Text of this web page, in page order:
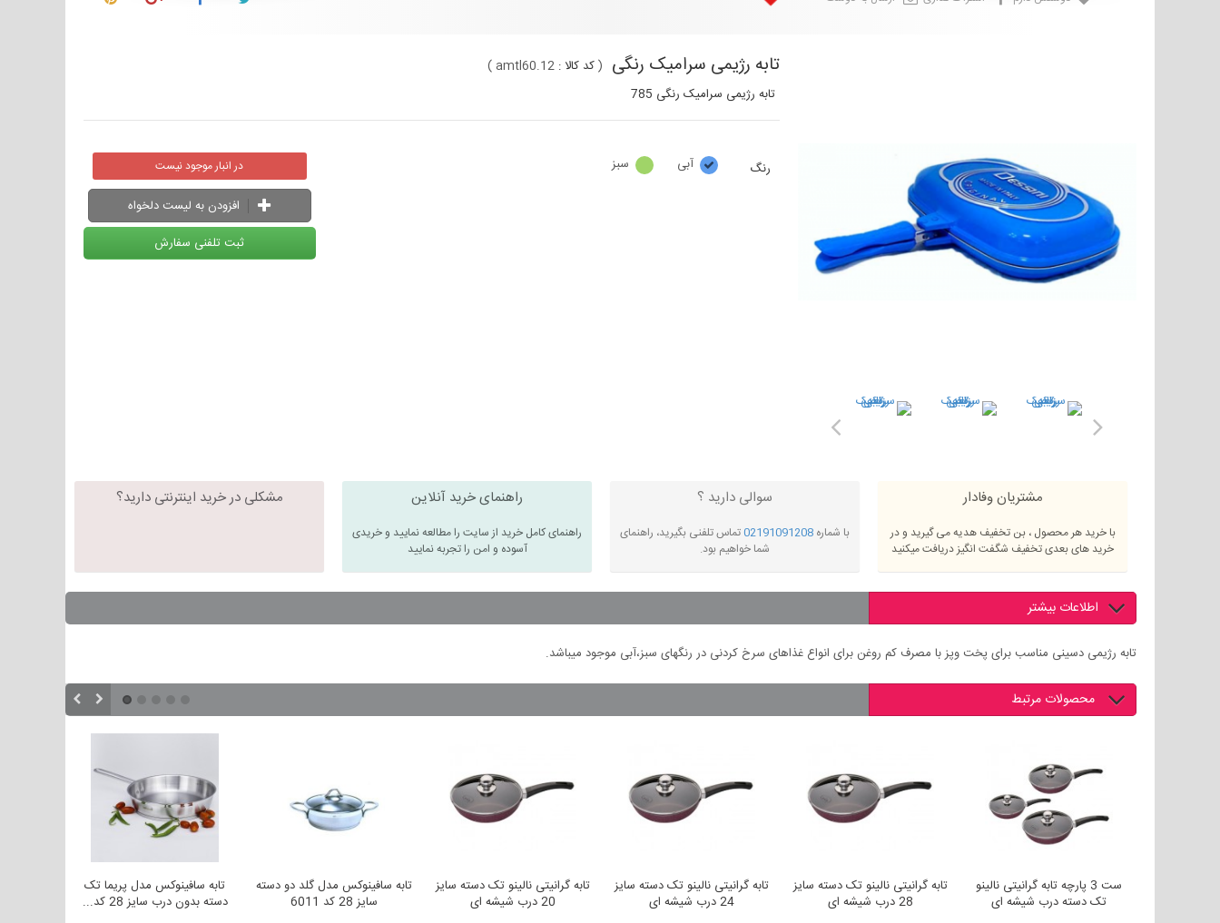
تابه رژیمی سرامیک رنگی (کد کالا : amtl60.12
)
تابه رژیمی سرامیک رنگی 785
رنگ آبی سبز در انبار موجود نیست
افزودن به لیست دلخواه
ثبت تلفنی سفارش
مشتریان وفادار
با خرید هر محصول ، بن تخفیف هدیه می گیرید و در
خرید های بعدی تخفیف شگفت انگیز دریافت میکنید
سوالی دارید ؟
با شماره 02191091208تماس تلفنی بگیرید، راهنمای
شما خواهیم بود.
راهنمای خرید آنلاین
راهنمای کامل خرید از سایت را مطالعه نمایید و خریدی
آسوده و امن را تجربه نمایید
مشکلی در خرید اینترنتی دارید؟
اطلاعات بیشتر
تابه رژیمی دسینی مناسب برای پخت وپز با مصرف کم روغن برای انواع غذاهای سرخ کردنی در رنگهای سبز،آبی موجود میباشد.
محصولات مرتبط
تابه سافینوکس مدل پریما تک
دسته بدون درب سایز 28 کد...
تابه سافینوکس مدل گلد دو دسته
سایز 28 کد 6011
تابه گرانیتی نالینو تک دسته سایز
20 درب شیشه ای
تابه گرانیتی نالینو تک دسته سایز
24 درب شیشه ای
تابه گرانیتی نالینو تک دسته سایز
28 درب شیشه ای
ست 3 پارچه تابه گرانیتی نالینو
تک دسته درب شیشه ای